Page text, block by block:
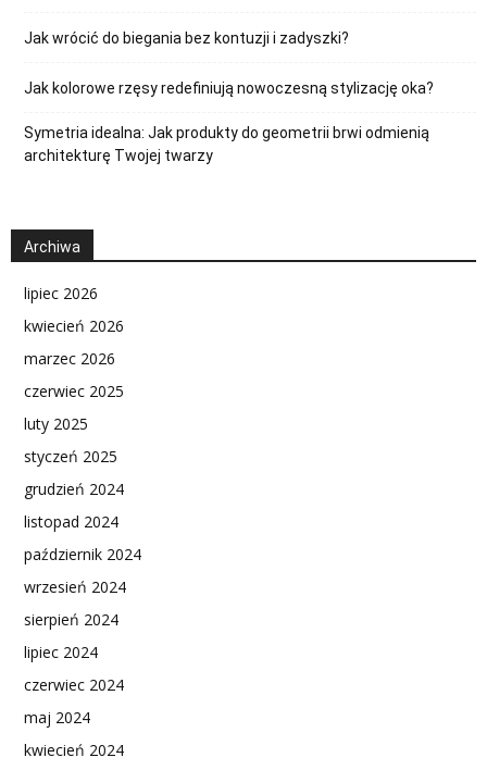
Jak wrócić do biegania bez kontuzji i zadyszki?
Jak kolorowe rzęsy redefiniują nowoczesną stylizację oka?
Symetria idealna: Jak produkty do geometrii brwi odmienią
architekturę Twojej twarzy
Archiwa
lipiec 2026
kwiecień 2026
marzec 2026
czerwiec 2025
luty 2025
styczeń 2025
grudzień 2024
listopad 2024
październik 2024
wrzesień 2024
sierpień 2024
lipiec 2024
czerwiec 2024
maj 2024
kwiecień 2024